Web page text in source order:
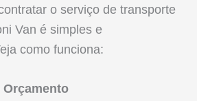
o serviço de transporte
Van é simples e
como funciona: